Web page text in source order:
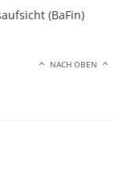
(BaFin)
NACH OBEN